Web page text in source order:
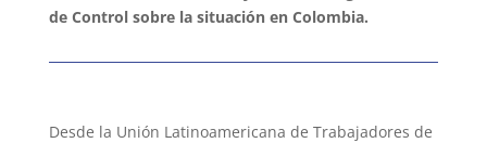
de Control sobre la situación en Colombia.
Desde la Unión Latinoamericana de Trabajadores de